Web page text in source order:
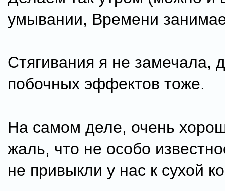
умывании, Времени
Стягивания я не замечала,
побочных эффектов тоже.
На самом деле, очень
жаль, что не особо
не привыкли у нас к сухой